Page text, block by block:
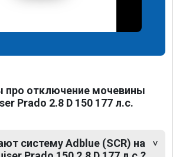
про отключение мочевины
Prado 2.8 D 150 177 л.с.
систему Adblue (SCR) на